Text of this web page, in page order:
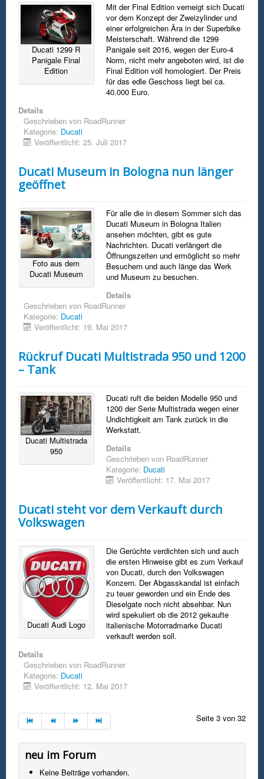
Ducati 1299 R
Panigale Final
Edition
Mit der Final Edition verneigt sich Ducati
vor dem Konzept der Zweizylinder und
einer erfolgreichen Ära in der Superbike
Meisterschaft. Während die 1299
Panigale seit 2016, wegen der Euro-4
Norm, nicht mehr angeboten wird, ist die
Final Edition voll homologiert. Der Preis
für das edle Geschoss liegt bei ca.
40.000 Euro.
Details
Geschrieben von RoadRunner
Kategorie: Ducati
Veröffentlicht: 25. Juli 2017
Ducati Museum in Bologna nun länger
geöffnet
Foto aus dem
Ducati Museum
Für alle die in diesem Sommer sich das
Ducati Museum in Bologna Italien
ansehen möchten, gibt es gute
Nachrichten. Ducati verlängert die
Öffnungszeiten und ermöglicht so mehr
Besuchern und auch länge das Werk
und Museum zu besuchen.
Details
Geschrieben von RoadRunner
Kategorie: Ducati
Veröffentlicht: 19. Mai 2017
Rückruf Ducati Multistrada 950 und 1200
– Tank
Ducati Multistrada
950
Ducati ruft die beiden Modelle 950 und
1200 der Serie Multistrada wegen einer
Undichtigkeit am Tank zurück in die
Werkstatt.
Details
Geschrieben von RoadRunner
Kategorie: Ducati
Veröffentlicht: 17. Mai 2017
Ducati steht vor dem Verkauft durch
Volkswagen
Ducati Audi Logo
Die Gerüchte verdichten sich und auch
die ersten Hinweise gibt es zum Verkauf
von Ducati, durch den Volkswagen
Konzern. Der Abgasskandal ist einfach
zu teuer geworden und ein Ende des
Dieselgate noch nicht absehbar. Nun
wird spekuliert ob die 2012 gekaufte
italienische Motorradmarke Ducati
verkauft werden soll.
Details
Geschrieben von RoadRunner
Kategorie: Ducati
Veröffentlicht: 12. Mai 2017
Seite 3 von 32
neu im Forum
Keine Beiträge vorhanden.